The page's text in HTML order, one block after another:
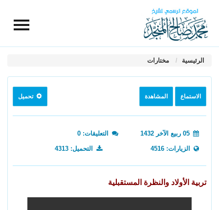
الرئيسية مختارات
الاستماع المشاهدة تحميل
التعليقات: 0
الزيارات: 4516 التحميل: 4313
تربية الأولاد والنظرة المستقبلية